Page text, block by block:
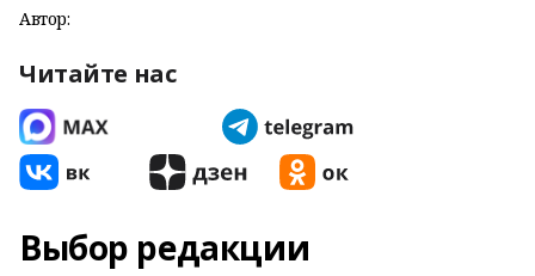
Автор:
Читайте нас
Выбор редакции